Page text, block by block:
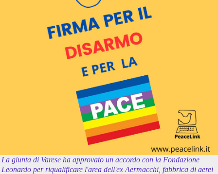
La giunta di Varese ha approvato un accordo con la Fondazione
Leonardo per riqualificare l'area dell'ex Aermacchi, fabbrica di aerei